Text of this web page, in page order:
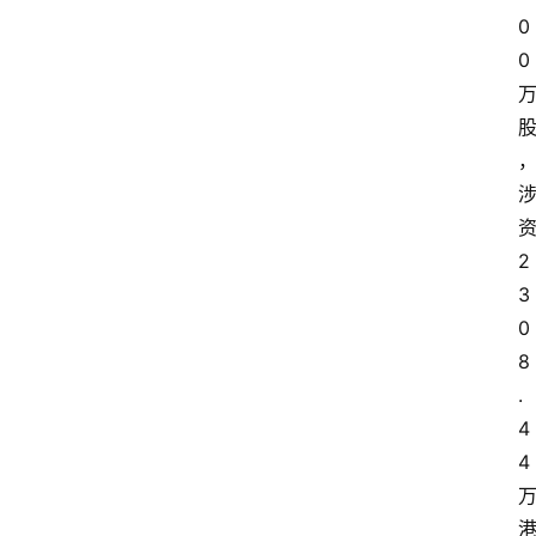
0
0
万
股
，
涉
资
2
3
0
8
.
4
4
万
港